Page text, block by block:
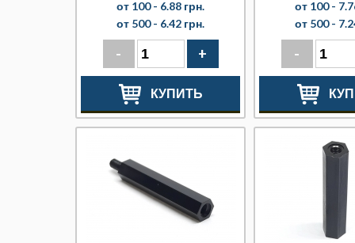
от 100 - 6.88 грн.
от 500 - 6.42 грн.
- +
КУПИТЬ
от 100 -
от 500 -
-